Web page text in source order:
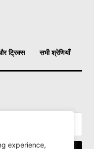
experience,
ट्रिक्स सभी श्रेणियाँ